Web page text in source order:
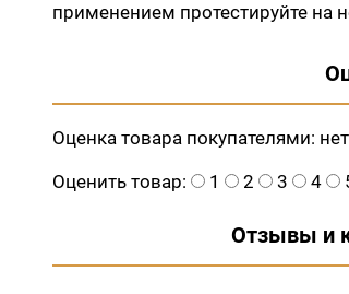
применением протестируйте на
Оценка товара покупателями:
Оценить товар:
1 2 3 4
Отзывы и